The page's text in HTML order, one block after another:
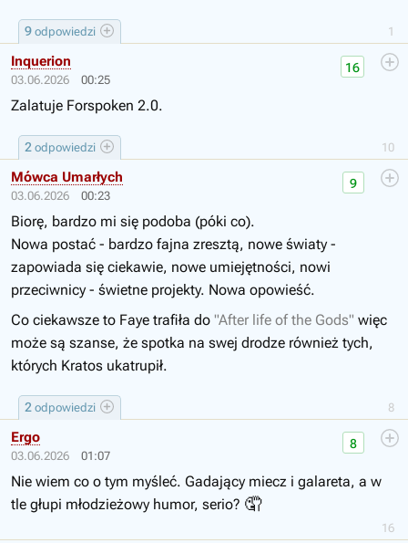
1
9 odpowiedzi
03.06.2026 00:25
10
16
2 odpowiedzi
Inquerion
Zalatuje Forspoken 2.0.
03.06.2026 00:23
8
9
2 odpowiedzi
Mówca Umarłych
Biorę, bardzo mi się podoba (póki co).
Nowa postać - bardzo fajna zresztą, nowe światy -
zapowiada się ciekawie, nowe umiejętności, nowi
przeciwnicy - świetne projekty. Nowa opowieść.
Co ciekawsze to Faye trafiła do "After life of the Gods" więc
może są szanse, że spotka na swej drodze również tych,
których Kratos ukatrupił.
03.06.2026 01:07
16
8
Ergo
Nie wiem co o tym myśleć. Gadający miecz i galareta, a w
tle głupi młodzieżowy humor, serio? 🤦